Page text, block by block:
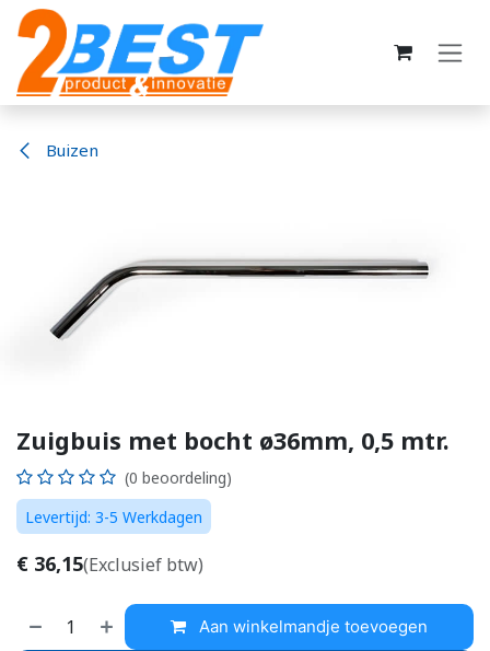
Overslaan naar inhoud
Buizen
Zuigbuis met bocht ø36mm, 0,5 mtr.
(0 beoordeling)
Levertijd: 3-5 Werkdagen
€ 36,15(Exclusief btw)
Aan winkelmandje toevoegen